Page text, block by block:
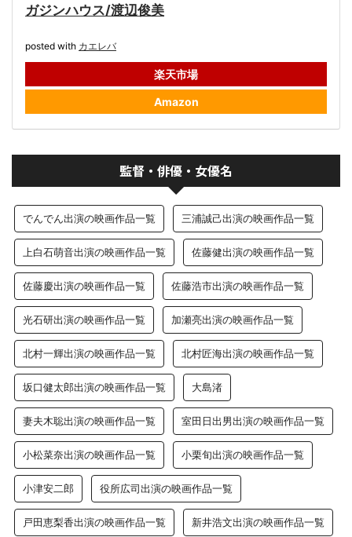
ガジンハウス/渡辺俊美
posted with カエレバ
楽天市場
Amazon
監督・俳優・女優名
でんでん出演の映画作品一覧 三浦誠己出演の映画作品一覧
上白石萌音出演の映画作品一覧 佐藤健出演の映画作品一覧
佐藤慶出演の映画作品一覧 佐藤浩市出演の映画作品一覧
光石研出演の映画作品一覧 加瀬亮出演の映画作品一覧
北村一輝出演の映画作品一覧 北村匠海出演の映画作品一覧
坂口健太郎出演の映画作品一覧 大島渚
妻夫木聡出演の映画作品一覧 室田日出男出演の映画作品一覧
小松菜奈出演の映画作品一覧 小栗旬出演の映画作品一覧
小津安二郎 役所広司出演の映画作品一覧
戸田恵梨香出演の映画作品一覧 新井浩文出演の映画作品一覧